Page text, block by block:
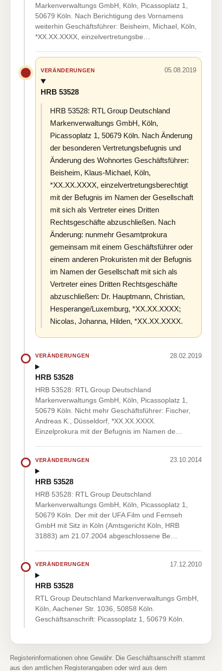
Markenverwaltungs GmbH, Köln, Picassoplatz 1,
50679 Köln. Nach Berichtigung des Vornamens
weiterhin Geschäftsführer: Beisheim, Michael, Köln,
*XX.XX.XXXX, einzelvertretungsbe…
VERÄNDERUNGEN 05.08.2019
HRB 53528
HRB 53528: RTL Group Deutschland
Markenverwaltungs GmbH, Köln,
Picassoplatz 1, 50679 Köln. Nach Änderung
der besonderen Vertretungsbefugnis und
Änderung des Wohnortes Geschäftsführer:
Beisheim, Klaus-Michael, Köln,
*XX.XX.XXXX, einzelvertretungsberechtigt
mit der Befugnis im Namen der Gesellschaft
mit sich als Vertreter eines Dritten
Rechtsgeschäfte abzuschließen. Nach
Änderung: nunmehr Gesamtprokura
gemeinsam mit einem Geschäftsführer oder
einem anderen Prokuristen mit der Befugnis
im Namen der Gesellschaft mit sich als
Vertreter eines Dritten Rechtsgeschäfte
abzuschließen: Dr. Hauptmann, Christian,
Hesperange/Luxemburg, *XX.XX.XXXX;
Nicolas, Johanna, Hilden, *XX.XX.XXXX.
VERÄNDERUNGEN 28.02.2019
HRB 53528
HRB 53528: RTL Group Deutschland
Markenverwaltungs GmbH, Köln, Picassoplatz 1,
50679 Köln. Nicht mehr Geschäftsführer: Fischer,
Andreas K., Düsseldorf, *XX.XX.XXXX.
Einzelprokura mit der Befugnis im Namen de…
VERÄNDERUNGEN 23.10.2014
HRB 53528
HRB 53528: RTL Group Deutschland
Markenverwaltungs GmbH, Köln, Picassoplatz 1,
50679 Köln. Der mit der UFA Film und Fernseh
GmbH mit Sitz in Köln (Amtsgericht Köln, HRB
31883) am 21.07.2004 abgeschlossene Be…
VERÄNDERUNGEN 17.12.2010
HRB 53528
RTL Group Deutschland Markenverwaltungs GmbH,
Köln, Aachener Str. 1036, 50858 Köln.
Geschäftsanschrift: Picassoplatz 1, 50679 Köln.
Registerinformationen ohne Gewähr. Die Geschäftsanschrift stammt
aus den amtlichen Registerangaben oder wird aus dem